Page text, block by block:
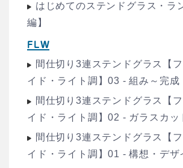
はじめてのステンドグラス・ラ
編】
FLW
間仕切り3連ステンドグラス【
イド・ライト調】03 - 組み～完成
間仕切り3連ステンドグラス【
イド・ライト調】02 - ガラスカッ
間仕切り3連ステンドグラス【
イド・ライト調】01 - 構想・デザ